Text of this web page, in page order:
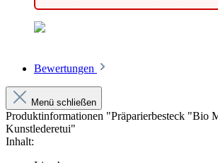
Bewertungen
Menü schließen
Produktinformationen "Präparierbesteck "Bio
Kunstlederetui"
Inhalt: